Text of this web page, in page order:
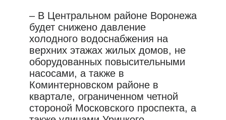
– В Центральном районе Воронежа
будет снижено давление
холодного водоснабжения на
верхних этажах жилых домов, не
оборудованных повысительными
насосами, а также в
Коминтерновском районе в
квартале, ограниченном четной
стороной Московского проспекта, а